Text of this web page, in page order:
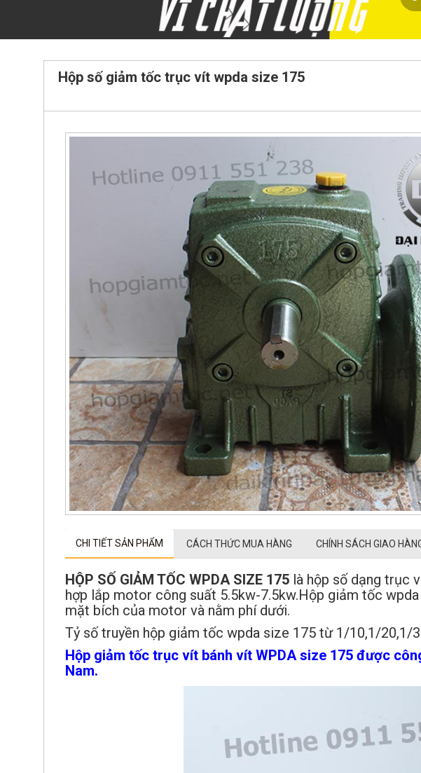
Hộp số giảm tốc trục vít wpda size 175
CHI TIẾT SẢN PHẨM CÁCH THỨC MUA HÀNG CHÍNH SÁCH GIAO
HỘP SỐ GIẢM TỐC WPDA SIZE 175 là hộp số dạng trục
hợp lắp motor công suất 5.5kw-7.5kw.Hộp giảm tốc
mặt bích của motor và nằm phí dưới.
Tỷ số truyền hộp giảm tốc wpda size 175 từ 1/10,1/20,1/
Hộp giảm tốc trục vít bánh vít WPDA size 175 được
Nam.